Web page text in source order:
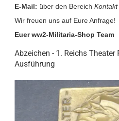
E-Mail: über den Bereich Kontakt
Wir freuen uns auf Eure Anfrage!
Euer ww2-Militaria-Shop Team
Abzeichen - 1. Reichs Theater
Ausführung